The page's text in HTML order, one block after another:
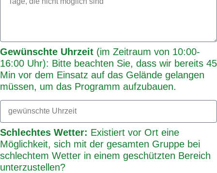
Gewünschte Uhrzeit (im Zeitraum von 10:00-
16:00 Uhr): Bitte beachten Sie, dass wir bereits 45
Min vor dem Einsatz auf das Gelände gelangen
müssen, um das Programm aufzubauen.
Schlechtes Wetter: Existiert vor Ort eine
Möglichkeit, sich mit der gesamten Gruppe bei
schlechtem Wetter in einem geschützten Bereich
unterzustellen?